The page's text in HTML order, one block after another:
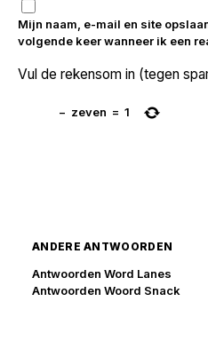
Mijn naam, e-mail en site
volgende keer wanneer ik een
Vul de rekensom in (tegen
− zeven = 1
ANDERE ANTWOORDEN
Antwoorden Word Lanes
Antwoorden Woord Snack